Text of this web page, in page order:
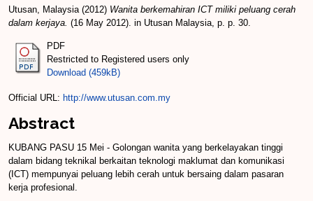
Utusan, Malaysia(2012) Wanita berkemahiran ICT miliki peluang cerah
dalam kerjaya. (16 May 2012). in Utusan Malaysia, p. p. 30.
PDF
Restricted to Registered users only
Download (459kB)
Official URL: http://www.utusan.com.my
Abstract
KUBANG PASU 15 Mei - Golongan wanita yang berkelayakan tinggi
dalam bidang teknikal berkaitan teknologi maklumat dan komunikasi
(ICT) mempunyai peluang lebih cerah untuk bersaing dalam pasaran
kerja profesional.